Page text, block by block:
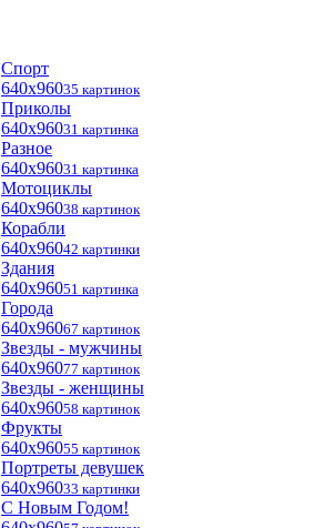
Спорт
640x96035 картинок
Приколы
640x96031 картинка
Разное
640x96031 картинка
Мотоциклы
640x96038 картинок
Корабли
640x96042 картинки
Здания
640x96051 картинка
Города
640x96067 картинок
Звезды - мужчины
640x96077 картинок
Звезды - женщины
640x96058 картинок
Фрукты
640x96055 картинок
Портреты девушек
640x96033 картинки
С Новым Годом!